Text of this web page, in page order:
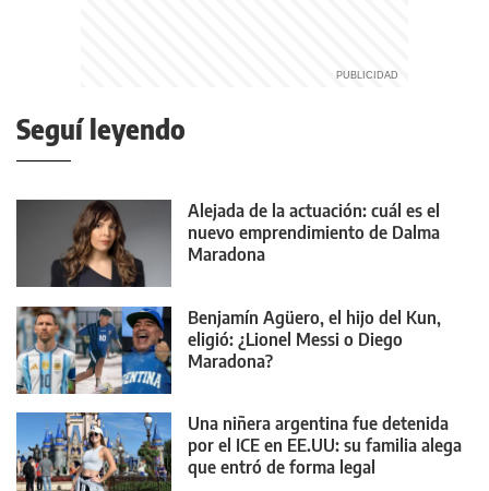
Seguí leyendo
Alejada de la actuación: cuál es el
nuevo emprendimiento de Dalma
Maradona
Benjamín Agüero, el hijo del Kun,
eligió: ¿Lionel Messi o Diego
Maradona?
Una niñera argentina fue detenida
por el ICE en EE.UU: su familia alega
que entró de forma legal